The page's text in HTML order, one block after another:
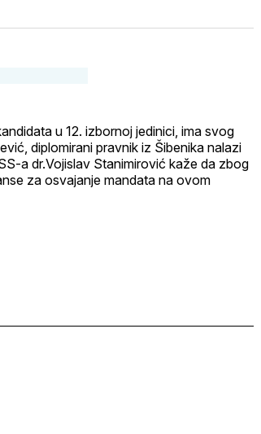
LinkedIn maila
u 12. izbornoj jedinici, ima svog
diplomirani pravnik iz Šibenika nalazi
a dr.Vojislav Stanimirović kaže da zbog
za osvajanje mandata na ovom